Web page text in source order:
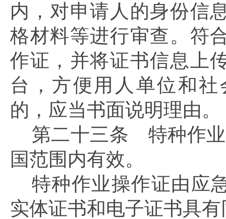
内，对申请人的身份信
格材料等进行审查。符
作证，并将证书信息上
台，方便用人单位和
的，应当书面说明理由。
第二十三条 特种作业
国范围内有效。
特种作业操作证由应
实体证书和电子证书具